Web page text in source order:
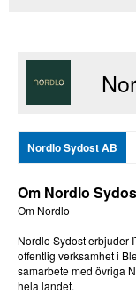
Nordlo Sydost AB
Om Nordlo
Om Nordlo
Nordlo Sydost erbjuder
offentlig verksamhet i
samarbete med övriga
hela landet.